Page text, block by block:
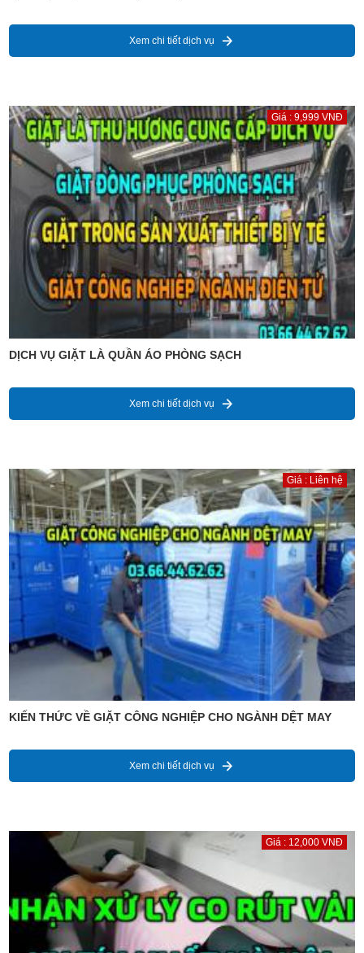
Xem chi tiết dịch vụ
Giá : 9,999 VNĐ
DỊCH VỤ GIẶT LÀ QUẦN ÁO PHÒNG SẠCH
Xem chi tiết dịch vụ
Giá : Liên hệ
KIẾN THỨC VỀ GIẶT CÔNG NGHIỆP CHO NGÀNH DỆT MAY
Xem chi tiết dịch vụ
Giá : 12,000 VNĐ